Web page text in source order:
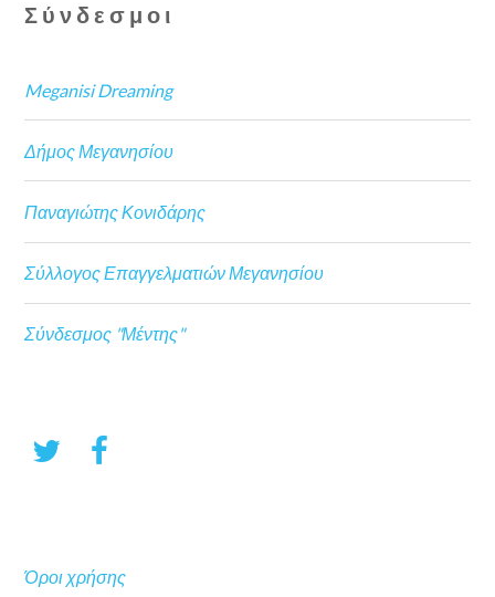
Σύνδεσμοι
Meganisi Dreaming
Δήμος Μεγανησίου
Παναγιώτης Κονιδάρης
Σύλλογος Επαγγελματιών Μεγανησίου
Σύνδεσμος "Μέντης"
Όροι χρήσης